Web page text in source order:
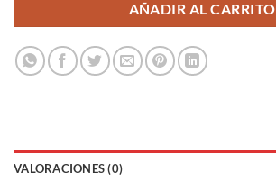
AÑADIR AL CARRITO
VALORACIONES (0)